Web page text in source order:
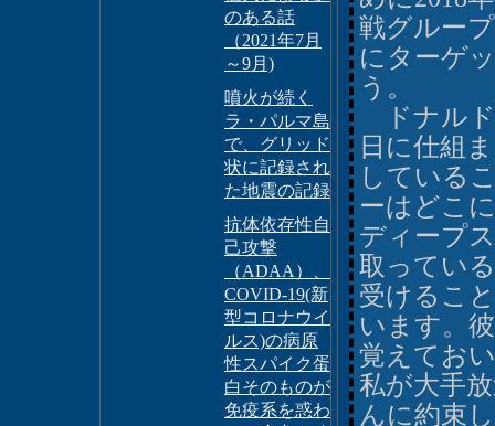
のある話
（2021年7月
～9月)
噴火が続く
ラ・パルマ島
で、グリッド
状に記録され
た地震の記録
抗体依存性自
己攻撃
（ADAA）、
COVID-19(新
型コロナウイ
ルス)の病原
性スパイク蛋
白そのものが
免疫系を惑わ
戦グルー
にターゲ
う。
ドナルド
日に仕組
している
ーはどこ
ディープ
取ってい
受けるこ
います。
覚えてお
私が大手
んに約束